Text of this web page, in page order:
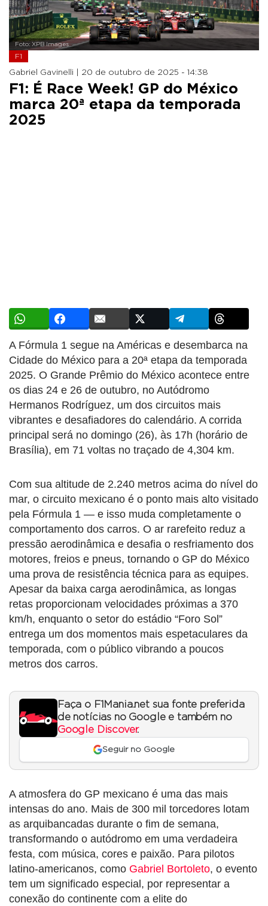
Foto: XPB Images
F1
Gabriel Gavinelli | 20 de outubro de 2025 - 14:38
F1: É Race Week! GP do México
marca 20ª etapa da temporada
2025
A Fórmula 1 segue na Américas e desembarca na
Cidade do México para a 20ª etapa da temporada
2025. O Grande Prêmio do México acontece entre
os dias 24 e 26 de outubro, no Autódromo
Hermanos Rodríguez, um dos circuitos mais
vibrantes e desafiadores do calendário. A corrida
principal será no domingo (26), às 17h (horário de
Brasília), em 71 voltas no traçado de 4,304 km.
Com sua altitude de 2.240 metros acima do nível do
mar, o circuito mexicano é o ponto mais alto visitado
pela Fórmula 1 — e isso muda completamente o
comportamento dos carros. O ar rarefeito reduz a
pressão aerodinâmica e desafia o resfriamento dos
motores, freios e pneus, tornando o GP do México
uma prova de resistência técnica para as equipes.
Apesar da baixa carga aerodinâmica, as longas
retas proporcionam velocidades próximas a 370
km/h, enquanto o setor do estádio “Foro Sol”
entrega um dos momentos mais espetaculares da
temporada, com o público vibrando a poucos
metros dos carros.
Faça o F1Mania.net sua fonte preferida
de notícias no Google e também no
Google Discover.
Seguir no Google
A atmosfera do GP mexicano é uma das mais
intensas do ano. Mais de 300 mil torcedores lotam
as arquibancadas durante o fim de semana,
transformando o autódromo em uma verdadeira
festa, com música, cores e paixão. Para pilotos
latino-americanos, como Gabriel Bortoleto, o evento
tem um significado especial, por representar a
conexão do continente com a elite do